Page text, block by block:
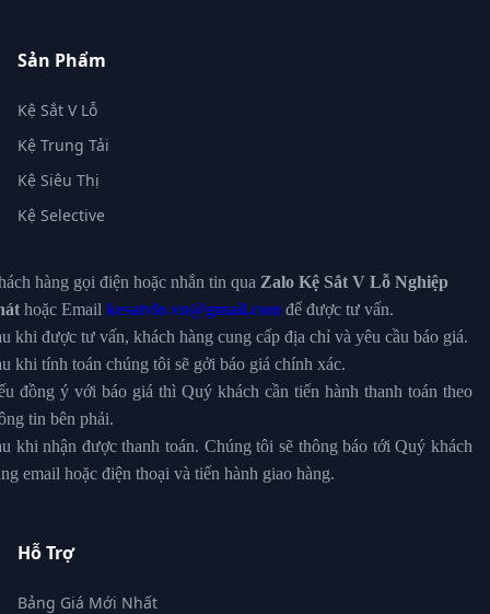
Sản Phẩm
Kệ Sắt V Lỗ
Kệ Trung Tải
Kệ Siêu Thị
Kệ Selective
hàng gọi điện hoặc nhắn tin qua Zalo Kệ Sắt V Lỗ Nghiệp
hoặc Email kesatvlo.vn@gmail.com để được tư vấn.
khi được tư vấn, khách hàng cung cấp địa chỉ và yêu cầu báo giá.
khi tính toán chúng tôi sẽ gởi báo giá chính xác.
đồng ý với báo giá thì Quý khách cần tiến hành thanh toán theo
tin bên phải.
khi nhận được thanh toán. Chúng tôi sẽ thông báo tới Quý khách
email hoặc điện thoại và tiến hành giao hàng.
Hỗ Trợ
Bảng Giá Mới Nhất